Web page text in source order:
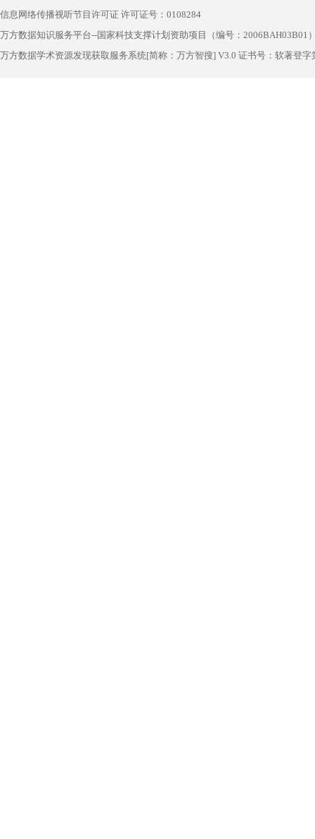
信息网络传播视听节目许可证 许可证号：0108284
万方数据知识服务平台--国家科技支撑计划资助项目（编号：2006BAH03B01
万方数据学术资源发现获取服务系统[简称：万方智搜] V3.0 证书号：软著登字